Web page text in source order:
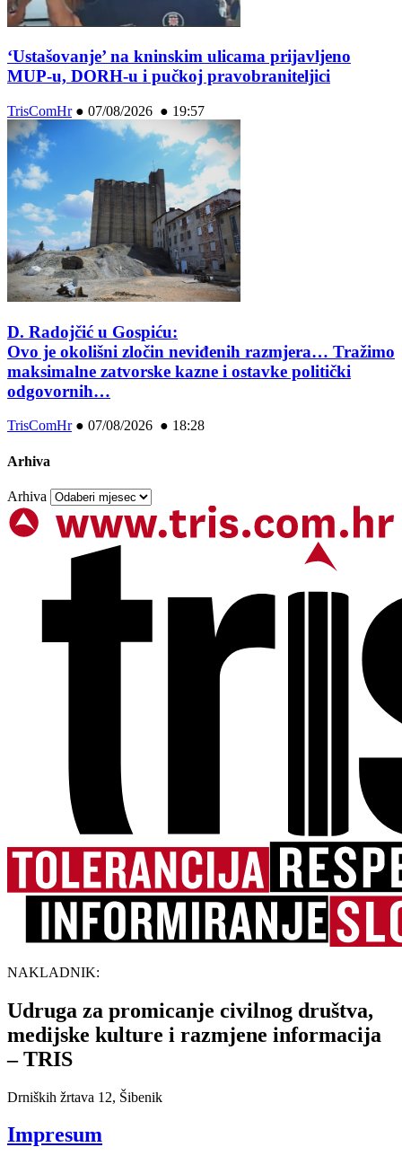
‘Ustašovanje’ na kninskim ulicama prijavljeno
MUP-u, DORH-u i pučkoj pravobraniteljici
TrisComHr● 07/08/2026 ● 19:57
D. Radojčić u Gospiću:
Ovo je okolišni zločin neviđenih razmjera… Tražimo
maksimalne zatvorske kazne i ostavke politički
odgovornih…
TrisComHr● 07/08/2026 ● 18:28
Arhiva
Arhiva
NAKLADNIK:
Udruga za promicanje civilnog društva,
medijske kulture i razmjene informacija
– TRIS
Drniških žrtava 12, Šibenik
Impresum